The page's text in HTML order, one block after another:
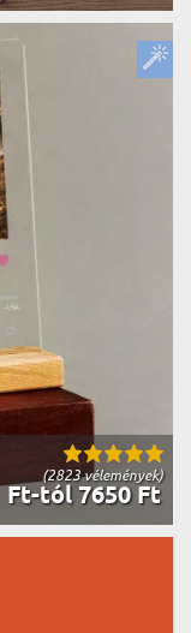
(2823 vélemények)
Ft-tól 7650 Ft